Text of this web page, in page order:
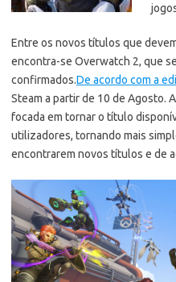
Entre os novos títulos que
encontra-se Overwatch 2, que
confirmados.De acordo com a
Steam a partir de 10 de Agosto.
focada em tornar o título
utilizadores, tornando mais
encontrarem novos títulos e de